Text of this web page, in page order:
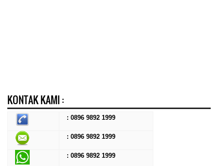
KONTAK KAMI :
: 0896 9892 1999
: 0896 9892 1999
: 0896 9892 1999